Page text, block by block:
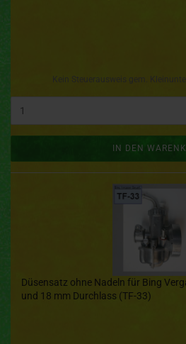
IN DEN
Düsensatz ohne Nadeln für Bing
und 18 mm Durchlass (TF-33)